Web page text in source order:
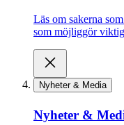
Läs om sakerna
som möjliggör
Nyheter & Media
Nyheter &